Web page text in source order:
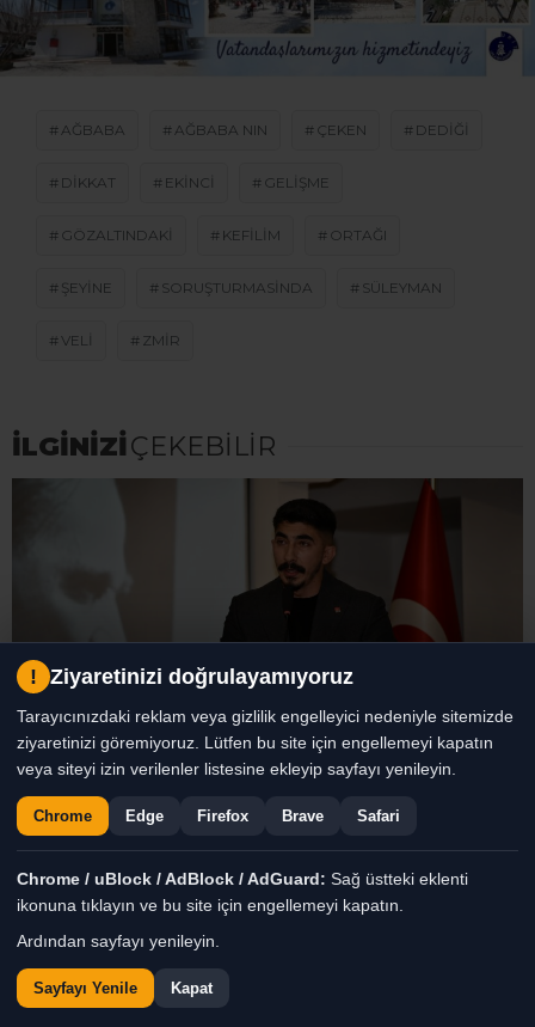
AĞBABA AĞBABA NIN ÇEKEN DEDIĞI
DIKKAT EKINCI GELIŞME
GÖZALTINDAKI KEFILIM ORTAĞI
ŞEYINE SORUŞTURMASINDA SÜLEYMAN
VELI ZMIR
İLGİNİZİÇEKEBİLİR
ERKAN AKAR’IN GÖREVDEN ALDIĞI CAN
ÖZDEMİR, CHP GENÇLİK KOLLARI MYK
ÜYESİ OLDU
! Ziyaretinizi doğrulayamıyoruz
Tarayıcınızdaki reklam veya gizlilik engelleyici nedeniyle sitemizde
ziyaretinizi göremiyoruz. Lütfen bu site için engellemeyi kapatın
veya siteyi izin verilenler listesine ekleyip sayfayı yenileyin.
Chrome Edge Firefox Brave Safari
Chrome / uBlock / AdBlock / AdGuard: Sağ üstteki eklenti
ikonuna tıklayın ve bu site için engellemeyi kapatın.
Ardından sayfayı yenileyin.
Sayfayı Yenile Kapat